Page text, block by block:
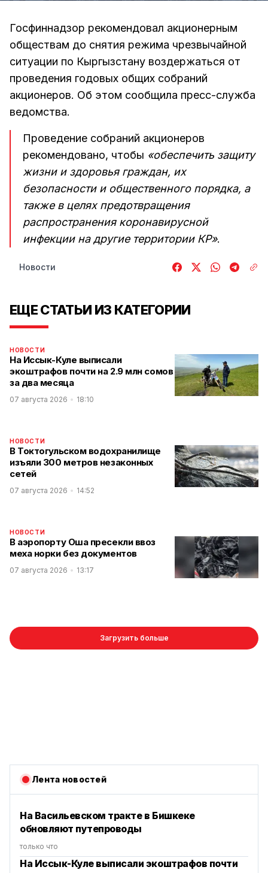
Госфиннадзор рекомендовал акционерным
обществам до снятия режима чрезвычайной
ситуации по Кыргызстану воздержаться от
проведения годовых общих собраний
акционеров. Об этом сообщила пресс-служба
ведомства.
Проведение собраний акционеров
рекомендовано, чтобы «обеспечить защиту
жизни и здоровья граждан, их
безопасности и общественного порядка, а
также в целях предотвращения
распространения коронавирусной
инфекции на другие территории КР».
Новости
ЕЩЕ СТАТЬИ ИЗ КАТЕГОРИИ
НОВОСТИ
На Иссык-Куле выписали
экоштрафов почти на 2.9 млн сомов
за два месяца
07 августа 2026 18:10
НОВОСТИ
В Токтогульском водохранилище
изъяли 300 метров незаконных
сетей
07 августа 2026 14:52
НОВОСТИ
В аэропорту Оша пресекли ввоз
меха норки без документов
07 августа 2026 13:17
Загрузить больше
Лента новостей
На Васильевском тракте в Бишкеке
обновляют путепроводы
только что
На Иссык-Куле выписали экоштрафов почти